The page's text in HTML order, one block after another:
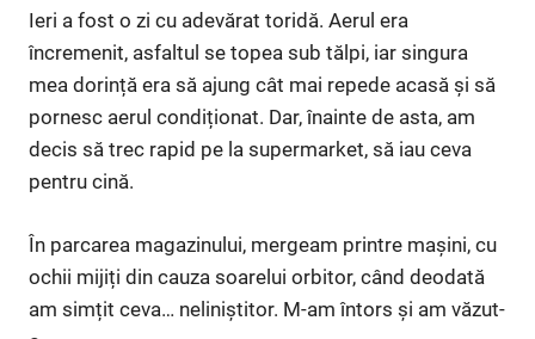
Ieri a fost o zi cu adevărat toridă. Aerul era
încremenit, asfaltul se topea sub tălpi, iar singura
mea dorință era să ajung cât mai repede acasă și să
pornesc aerul condiționat. Dar, înainte de asta, am
decis să trec rapid pe la supermarket, să iau ceva
pentru cină.
În parcarea magazinului, mergeam printre mașini, cu
ochii mijiți din cauza soarelui orbitor, când deodată
am simțit ceva… neliniștitor. M-am întors și am văzut-